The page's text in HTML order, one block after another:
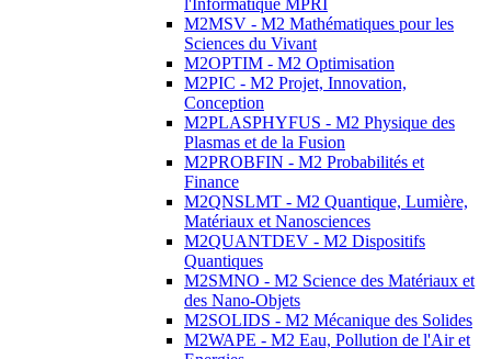
l'Informatique MPRI
M2MSV - M2 Mathématiques pour les
Sciences du Vivant
M2OPTIM - M2 Optimisation
M2PIC - M2 Projet, Innovation,
Conception
M2PLASPHYFUS - M2 Physique des
Plasmas et de la Fusion
M2PROBFIN - M2 Probabilités et
Finance
M2QNSLMT - M2 Quantique, Lumière,
Matériaux et Nanosciences
M2QUANTDEV - M2 Dispositifs
Quantiques
M2SMNO - M2 Science des Matériaux et
des Nano-Objets
M2SOLIDS - M2 Mécanique des Solides
M2WAPE - M2 Eau, Pollution de l'Air et